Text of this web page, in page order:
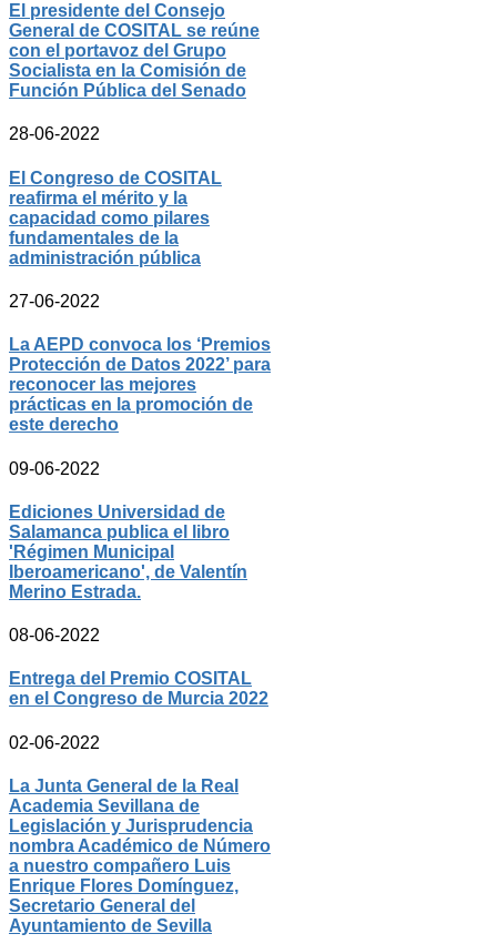
El presidente del Consejo
General de COSITAL se reúne
con el portavoz del Grupo
Socialista en la Comisión de
Función Pública del Senado
28-06-2022
El Congreso de COSITAL
reafirma el mérito y la
capacidad como pilares
fundamentales de la
administración pública
27-06-2022
La AEPD convoca los ‘Premios
Protección de Datos 2022’ para
reconocer las mejores
prácticas en la promoción de
este derecho
09-06-2022
Ediciones Universidad de
Salamanca publica el libro
'Régimen Municipal
Iberoamericano', de Valentín
Merino Estrada.
08-06-2022
Entrega del Premio COSITAL
en el Congreso de Murcia 2022
02-06-2022
La Junta General de la Real
Academia Sevillana de
Legislación y Jurisprudencia
nombra Académico de Número
a nuestro compañero Luis
Enrique Flores Domínguez,
Secretario General del
Ayuntamiento de Sevilla